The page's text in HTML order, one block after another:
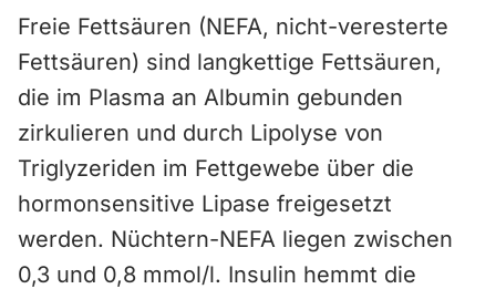
Freie Fettsäuren (NEFA, nicht-veresterte
Fettsäuren) sind langkettige Fettsäuren,
die im Plasma an Albumin gebunden
zirkulieren und durch Lipolyse von
Triglyzeriden im Fettgewebe über die
hormonsensitive Lipase freigesetzt
werden. Nüchtern-NEFA liegen zwischen
0,3 und 0,8 mmol/l. Insulin hemmt die